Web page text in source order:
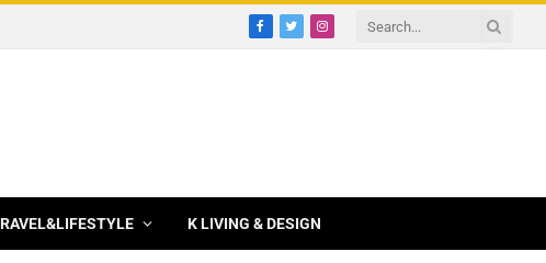
Facebook
TwitterInstagram
K LIVING & DESIGN